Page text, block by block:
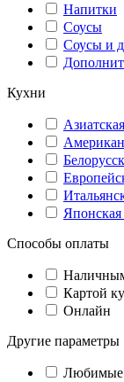
Напитки
Соусы
Соусы и
Кухни
Способы оплаты
Картой
Онлайн
Другие параметры
Любимые